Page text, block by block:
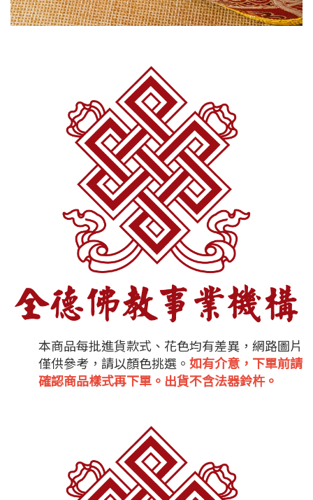
本商品每批進貨款式、花色均有差異，網路圖片
僅供參考，請以顏色挑選。 如有介意，下單前請
確認商品樣式再下單。出貨不含法器鈴杵。